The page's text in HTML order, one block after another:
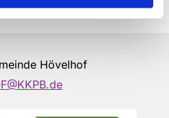
Hövelhof